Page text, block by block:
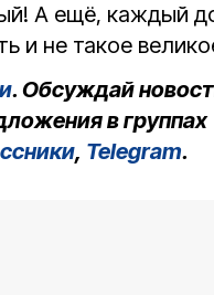
А ещё, каждый
и не такое
. Обсуждай
в группах
, Telegram.